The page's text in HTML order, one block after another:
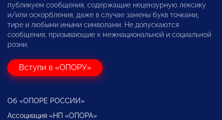
публикуем сообщения, содержащие нецензурную лексику
и/или оскорбления, даже в случае замены букв точками,
тире и любыми иными символами. Не допускаются
сообщения, призывающие к межнациональной и социальной
розни.
Вступи в «ОПОРУ»
Об «ОПОРЕ РОССИИ»
Ассоциация «НП «ОПОРА»